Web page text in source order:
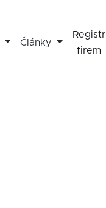
Články
Registr
firem